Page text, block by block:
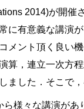
2014)が開催
に有意義な講演
メント頂く良い
算，連立一次方
ました．そこで
ら様々な講演があ